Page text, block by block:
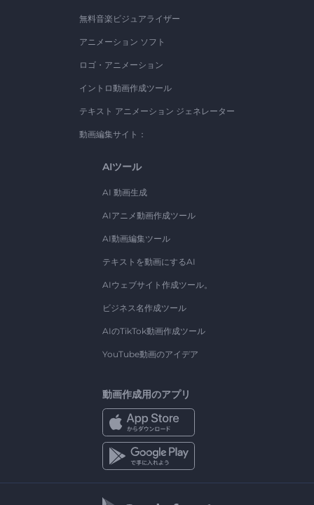
無料音楽ビジュアライザー
アニメーション ソフト
ロゴ・アニメーション
イントロ動画作成ツール
テキスト アニメーション ジェネレーター
動画編集サイト：
AIツール
AI 動画生成
AIアニメ動画作成ツール
AI動画編集ツール
テキストを動画にするAI
AIウェブサイト作成ツール。
ビジネス名作成ツール
AIのTikTok動画作成ツール
YouTube動画のアイデア
動画作成用のアプリ